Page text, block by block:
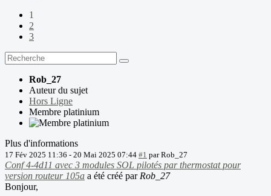
1
2
3
Rob_27
Auteur du sujet
Hors Ligne
Membre platinium
Plus d'informations
17 Fév 2025 11:36 - 20 Mai 2025 07:44 #1 parRob_27
Conf 4-4d11 avec 3 modules SOL pilotés par thermostat pour
version routeur 105a a été créé par Rob_27
Bonjour,